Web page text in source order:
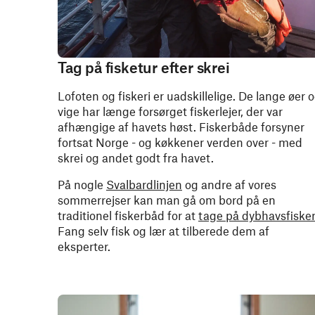
Tag på fisketur efter skrei
Lofoten og fiskeri er uadskillelige. De lange øer
vige har længe forsørget fiskerlejer, der var
afhængige af havets høst. Fiskerbåde forsyner
fortsat Norge - og køkkener verden over - med
skrei og andet godt fra havet.
På nogle Svalbardlinjen og andre af vores
sommerrejser kan man gå om bord på en
traditionel fiskerbåd for at tage på
Fang selv fisk og lær at tilberede dem af
eksperter.